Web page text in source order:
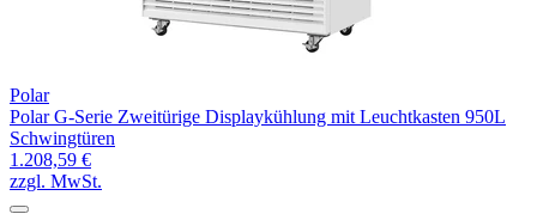
Polar
Polar G-Serie Zweitürige Displaykühlung mit Leuchtkasten 950L
Schwingtüren
1.208,59 €
zzgl. MwSt.